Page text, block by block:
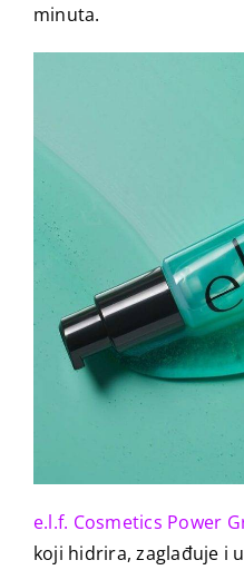
minuta.
e.l.f. Cosmetics Power
koji hidrira, zaglađuje i